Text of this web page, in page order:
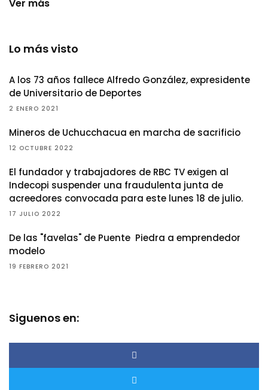
Ver más
Lo más visto
A los 73 años fallece Alfredo González, expresidente
de Universitario de Deportes
2 ENERO 2021
Mineros de Uchucchacua en marcha de sacrificio
12 OCTUBRE 2022
El fundador y trabajadores de RBC TV exigen al
Indecopi suspender una fraudulenta junta de
acreedores convocada para este lunes 18 de julio.
17 JULIO 2022
De las "favelas" de Puente Piedra a emprendedor
modelo
19 FEBRERO 2021
Siguenos en: